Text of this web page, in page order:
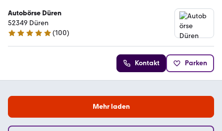
Autobörse Düren
52349 Düren
5 Sterne
(100)
Kontakt Parken
Mehr laden